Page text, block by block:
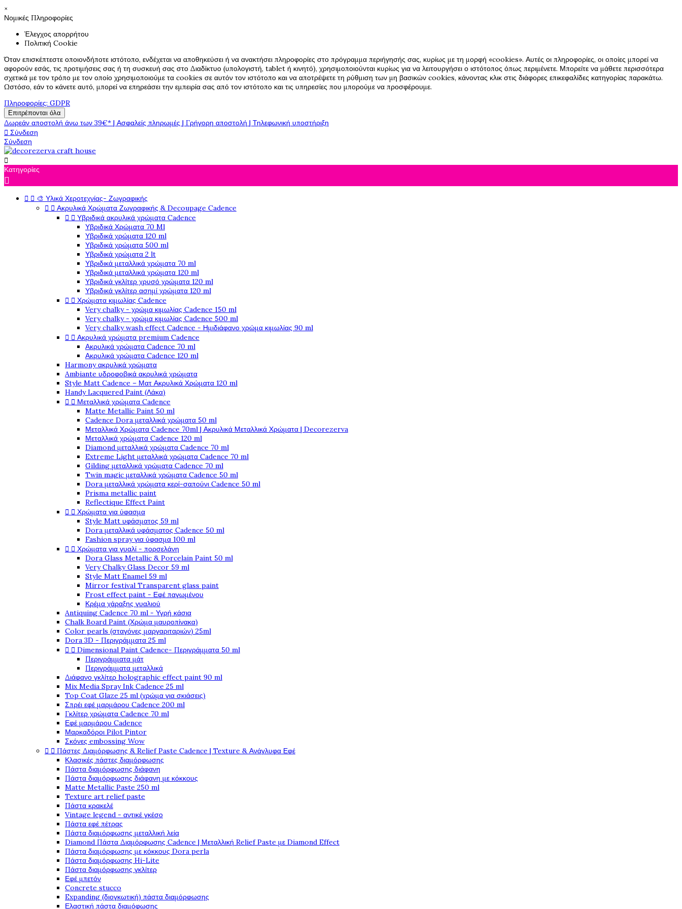
×
Νομικές Πληροφορίες
Έλεγχος απορρήτου
Πολιτική Cookie
Όταν επισκέπτεστε οποιονδήποτε ιστότοπο, ενδέχεται να αποθηκεύσει ή να ανακτήσει πληροφορίες στο πρόγραμμα περιήγησής σας, κυρίως με τη μορφή «cookies». Αυτές οι πληροφορίες, οι οποίες μπορεί να
αφορούν εσάς, τις προτιμήσεις σας ή τη συσκευή σας στο Διαδίκτυο (υπολογιστή, tablet ή κινητό), χρησιμοποιούνται κυρίως για να λειτουργήσει ο ιστότοπος όπως περιμένετε. Μπορείτε να μάθετε περισσότερα
σχετικά με τον τρόπο με τον οποίο χρησιμοποιούμε τα cookies σε αυτόν τον ιστότοπο και να αποτρέψετε τη ρύθμιση των μη βασικών cookies, κάνοντας κλικ στις διάφορες επικεφαλίδες κατηγορίας παρακάτω.
Ωστόσο, εάν το κάνετε αυτό, μπορεί να επηρεάσει την εμπειρία σας από τον ιστότοπο και τις υπηρεσίες που μπορούμε να προσφέρουμε.
Πληροφορίες: GDPR
Επιτρέπονται όλα
Δωρεάν αποστολή άνω των 39€* | Ασφαλείς πληρωμές | Γρήγορη αποστολή | Τηλεφωνική υποστήριξη
 Σύνδεση
Σύνδεση

Κατηγορίες

  🎨 Υλικά Χεροτεχνίας- Ζωγραφικής
  Ακρυλικά Χρώματα Ζωγραφικής & Decoupage Cadence
  Υβριδικά ακρυλικά χρώματα Cadence
Υβριδικά Χρώματα 70 Ml
Υβριδικά χρώματα 120 ml
Υβριδικά χρώματα 500 ml
Υβριδικά χρώματα 2 lt
Υβριδικά μεταλλικά χρώματα 70 ml
Υβριδικά μεταλλικά χρώματα 120 ml
Υβριδικά γκλίτερ χρυσό χρώματα 120 ml
Υβριδικά γκλίτερ ασημί χρώματα 120 ml
  Χρώματα κιμωλίας Cadence
Very chalky - χρώμα κιμωλίας Cadence 150 ml
Very chalky - χρώμα κιμωλίας Cadence 500 ml
Very chalky wash effect Cadence - Ημιδιάφανο χρώμα κιμωλίας 90 ml
  Ακρυλικά χρώματα premium Cadence
Ακρυλικά χρώματα Cadence 70 ml
Ακρυλικά χρώματα Cadence 120 ml
Harmony ακρυλικά χρώματα
Ambiante υδροφοβικά ακρυλικά χρώματα
Style Matt Cadence – Ματ Ακρυλικά Χρώματα 120 ml
Handy Lacquered Paint (Λάκα)
  Μεταλλικά χρώματα Cadence
Matte Metallic Paint 50 ml
Cadence Dora μεταλλικά χρώματα 50 ml
Μεταλλικά Χρώματα Cadence 70ml | Ακρυλικά Μεταλλικά Χρώματα | Decorezerva
Μεταλλικά χρώματα Cadence 120 ml
Diamond μεταλλικά χρώματα Cadence 70 ml
Extreme Light μεταλλικά χρώματα Cadence 70 ml
Gilding μεταλλικά χρώματα Cadence 70 ml
Twin magic μεταλλικά χρώματα Cadence 50 ml
Dora μεταλλικά χρώματα κερί-σαπούνι Cadence 50 ml
Prisma metallic paint
Reflectique Effect Paint
  Χρώματα για ύφασμα
Style Matt υφάσματος 59 ml
Dora μεταλλικά υφάσματος Cadence 50 ml
Fashion spray για ύφασμα 100 ml
  Χρώματα για γυαλί - πορσελάνη
Dora Glass Metallic & Porcelain Paint 50 ml
Very Chalky Glass Decor 59 ml
Style Matt Enamel 59 ml
Mirror festival Transparent glass paint
Frost effect paint - Εφέ παγωμένου
Κρέμα χάραξης γυαλιού
Antiquing Cadence 70 ml - Υγρή κάσια
Chalk Board Paint (Χρώμα μαυροπίνακα)
Color pearls (σταγόνες μαργαριταριών) 25ml
Dora 3D - Περιγράμματα 25 ml
  Dimensional Paint Cadence- Περιγράμματα 50 ml
Περιγράμματα μάτ
Περιγράμματα μεταλλικά
Διάφανο γκλίτερ holographic effect paint 90 ml
Mix Media Spray Ink Cadence 25 ml
Top Coat Glaze 25 ml (χρώμα για σκιάσεις)
Σπρέι εφέ μαρμάρου Cadence 200 ml
Γκλίτερ χρώματα Cadence 70 ml
Εφέ μαρμάρου Cadence
Μαρκαδόροι Pilot Pintor
Σκόνες embossing Wow
  Πάστες Διαμόρφωσης & Relief Paste Cadence | Texture & Ανάγλυφα Εφέ
Κλασικές πάστες διαμόρφωσης
Πάστα διαμόρφωσης διάφανη
Πάστα διαμόρφωσης διάφανη με κόκκους
Matte Metallic Paste 250 ml
Texture art relief paste
Πάστα κρακελέ
Vintage legend - αντικέ γκέσο
Πάστα εφέ πέτρας
Πάστα διαμόρφωσης μεταλλική λεία
Diamond Πάστα Διαμόρφωσης Cadence | Μεταλλική Relief Paste με Diamond Effect
Πάστα διαμόρφωσης με κόκκους Dora perla
Πάστα διαμόρφωσης Hi-Lite
Πάστα διαμόρφωσης γκλίτερ
Εφέ μπετόν
Concrete stucco
Expanding (διογκωτική) πάστα διαμόρφωσης
Ελαστική πάστα διαμόφωσης